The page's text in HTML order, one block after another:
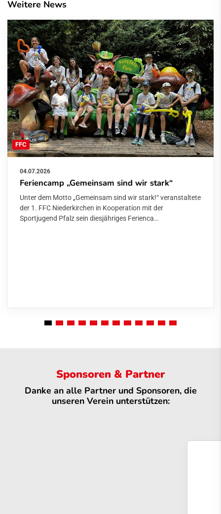
Weitere News
FFC
04.07.2026
Feriencamp „Gemeinsam sind wir stark“
Unter dem Motto „Gemeinsam sind wir stark!“ veranstaltete
der 1. FFC Niederkirchen in Kooperation mit der
Sportjugend Pfalz sein diesjähriges Ferienca…
Sponsoren & Partner
Danke an alle Partner und Sponsoren, die
unseren Verein unterstützen: